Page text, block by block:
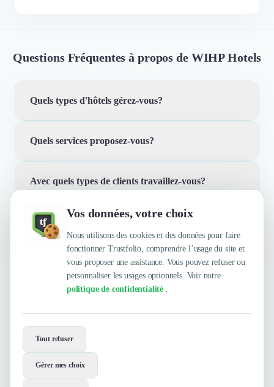
Vos données, votre choix
Nous utilisons des cookies et des données pour faire
fonctionner Trustfolio, comprendre l’usage du site et
vous proposer une assistance. Vous pouvez refuser ou
personnaliser les usages optionnels. Voir notre
politique de confidentialité .
Tout refuser
Gérer mes choix
Questions Fréquentes à propos de WIHP Hotels
Quels types d'hôtels gérez-vous?
Nous nous spécialisons dans la gestion d'hôtels
en tenant compte de ses spécificités et de son marché
Quels services proposez-vous?
Nous offrons une gamme complète de services, allant
marketing et à la distribution. Notre objectif est
d'augmenter la rentabilité et la satisfaction des clients de
nos partenaires.
Avec quels types de clients travaillez-vous?
Nous travaillons avec des hôteliers indépendants qui
cherchent à améliorer la performance de leur
établissement sans perdre leur identité unique. Nos
clients apprécient notre approche flexible et notre
engagement à long terme.
Quelles sont les principales qualités que leur
reconnaissent leurs clients ?
Trustfolio a authentifié les feedbacks suivants :
Contactez-les maintenant !